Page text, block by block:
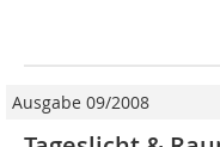
Ausgabe 09/2008